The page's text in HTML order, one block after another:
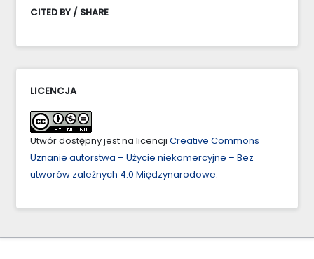
CITED BY / SHARE
LICENCJA
Utwór dostępny jest na licencji Creative Commons
Uznanie autorstwa – Użycie niekomercyjne – Bez
utworów zależnych 4.0 Międzynarodowe.